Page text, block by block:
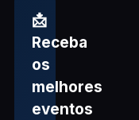
📩
Receba
os
melhores
eventos